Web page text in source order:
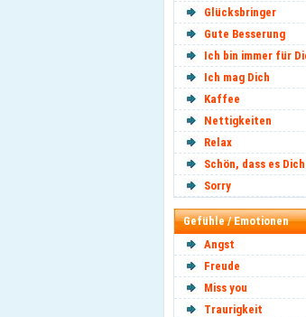
Glücksbringer
Gute Besserung
Ich bin immer für
Ich mag Dich
Kaffee
Nettigkeiten
Relax
Schön, dass es
Sorry
Gefühle / Emotionen
Angst
Freude
Miss you
Traurigkeit